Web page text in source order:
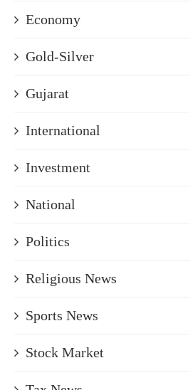
Economy
Gold-Silver
Gujarat
International
Investment
National
Politics
Religious News
Sports News
Stock Market